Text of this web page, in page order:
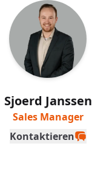
Sjoerd Janssen
Sales Manager
Kontaktieren